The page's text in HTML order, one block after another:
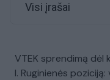
Visi įrašai
VTEK sprendimą dėl
I. Ruginienės